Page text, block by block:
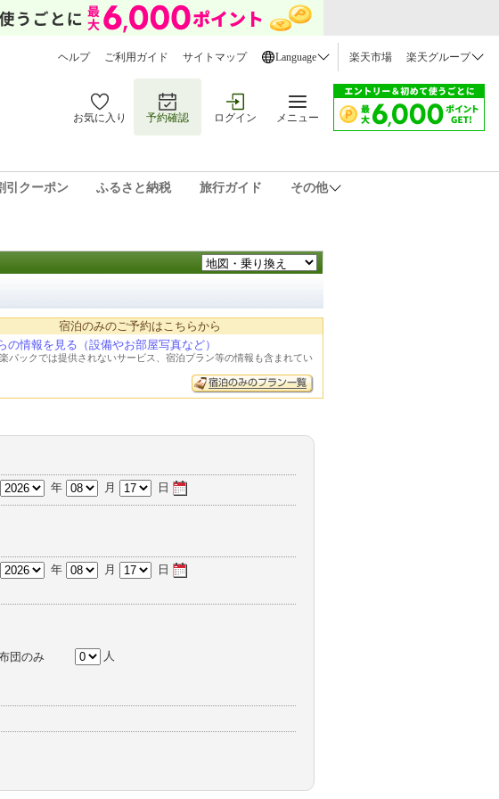
ヘルプ ご利用ガイド サイトマップ Language 楽天市場 楽天グループ
お気に入り 予約確認 ログイン メニュー
引クーポン ふるさと納税 旅行ガイド その他
宿泊のみのご予約はこちらから
の情報を見る（設備やお部屋写真など）
パックでは提供されないサービス、宿泊プラン等の情報も含まれてい
年 月 日
年 月
日
団のみ
人